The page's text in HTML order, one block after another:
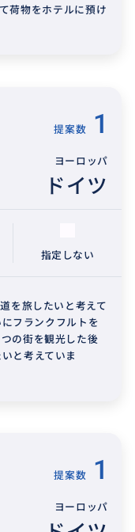
荷物をホテルに預け
提案数 1
ヨーロッパ
ドイツ
指定しない
を旅したいと考えて
フランクフルトを
の街を観光した後
と考えていま
提案数 1
ヨーロッパ